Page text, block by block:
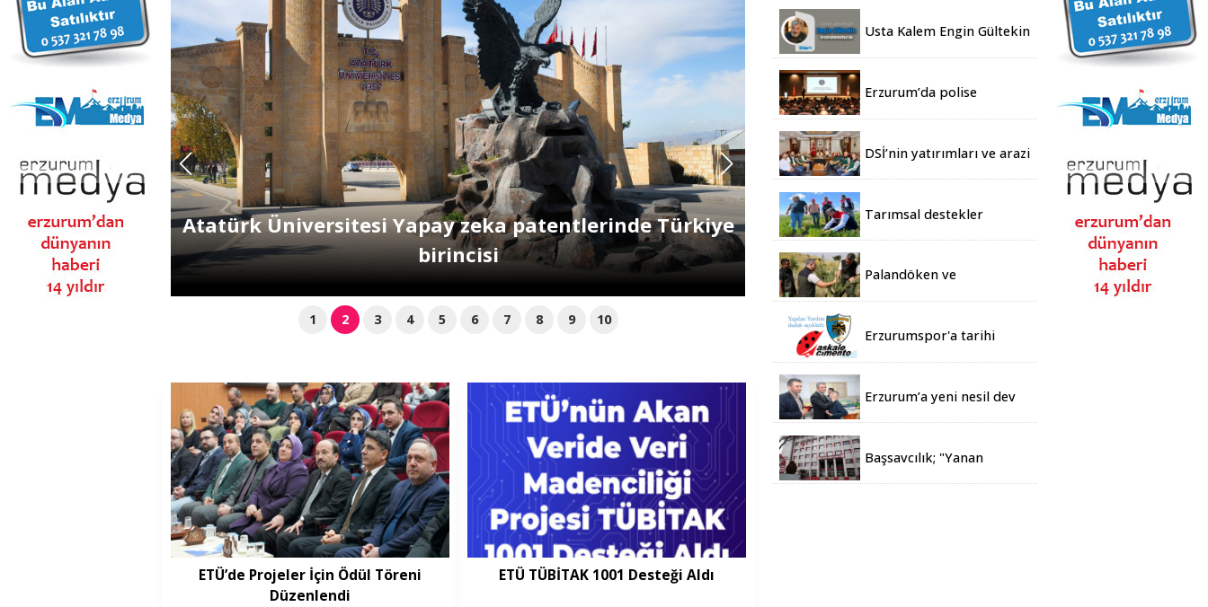
Türkiye
KUDAKA ve ETSO'dan stratejik biyoteknoloji hamlesi
O bölümden Türkiye'de 3 tane var,
1 2 3 4 5 6 7 8 9 10
ETÜ’de Projeler İçin Ödül Töreni
Düzenlendi
ETÜ TÜBİTAK 1001 Desteği Aldı
Usta Kalem Engin Gültekin
Erzurum’da polise
semineri
DSİ’nin yatırımları ve arazi
Tarımsal destekler
veriyor
Palandöken ve
sahaları incelendi
Erzurumspor'a tarihi
Çimento'dan geldi
Erzurum’a yeni nesil dev
Başsavcılık; "Yanan
kayıtlı."